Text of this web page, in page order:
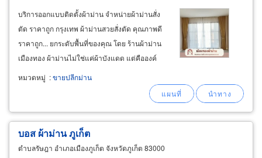
บริการออกแบบติดตั้งผ้าม่าน จำหน่ายผ้าม่านสั่ง
ตัด ราคาถูก กรุงเทพ ผ้าม่านสวยสั่งตัด คุณภาพดี
ราคาถูก... ยกระดับพื้นที่ของคุณ โดย ร้านผ้าม่าน
เมืองทอง ผ้าม่านไม่ใช่แค่ผ้าบังแดด แต่คือองค์
ประกอบสำคัญที่ช่วยสร้างบรรยากาศ ความเป็น
ส่วนตัว และสะท้อนรสนิยมของผู้อยู่ ไม่ว่าจะเป็น
หมวดหมู่ :ขายปลีกม่าน
บอส ผ้าม่าน ภูเก็ต
ตำบลรัษฎา อำเภอเมืองภูเก็ต จังหวัดภูเก็ต 83000